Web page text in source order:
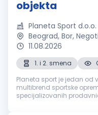
objekta
Planeta Sport d.o.o.
Beograd, Bor,
11.08.2026
1. i 2. smena
Planeta sport je jedan
multibrend sportske
specijalizovanih